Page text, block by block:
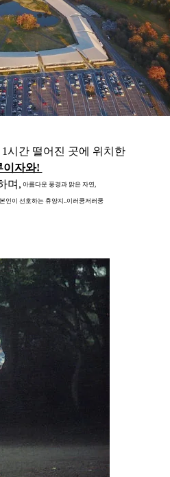
시간 떨어진 곳에 위치한
이자와!
며, 아름다운 풍경과 맑은 자연,
인이 선호하는 휴양지..이러쿵저러쿵